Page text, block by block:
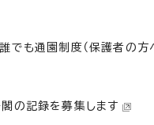
でも通園制度（保護者の方
の記録を募集します